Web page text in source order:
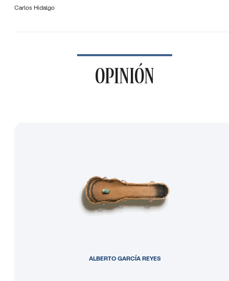
Carlos Hidalgo
OPINIÓN
ALBERTO GARCÍA REYES